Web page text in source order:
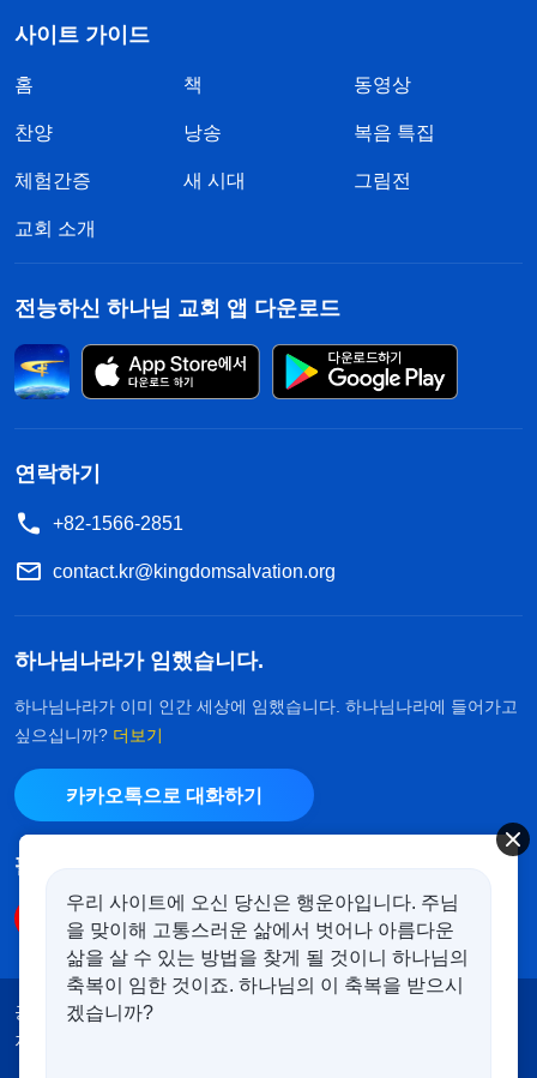
사이트 가이드
홈 책 동영상
찬양 낭송 복음 특집
체험간증 새 시대 그림전
교회 소개
전능하신 하나님 교회 앱 다운로드
연락하기
+82-1566-2851
contact.kr@kingdomsalvation.org
하나님나라가 임했습니다.
하나님나라가 이미 인간 세상에 임했습니다. 하나님나라에 들어가고
싶으십니까? 더보기
카카오톡으로 대화하기
팔로우하기
공지 이용약관
저작권 명시
우리 사이트에 오신 당신은 행운아입니다. 주님
을 맞이해 고통스러운 삶에서 벗어나 아름다운
삶을 살 수 있는 방법을 찾게 될 것이니 하나님의
축복이 임한 것이죠. 하나님의 이 축복을 받으시
겠습니까?